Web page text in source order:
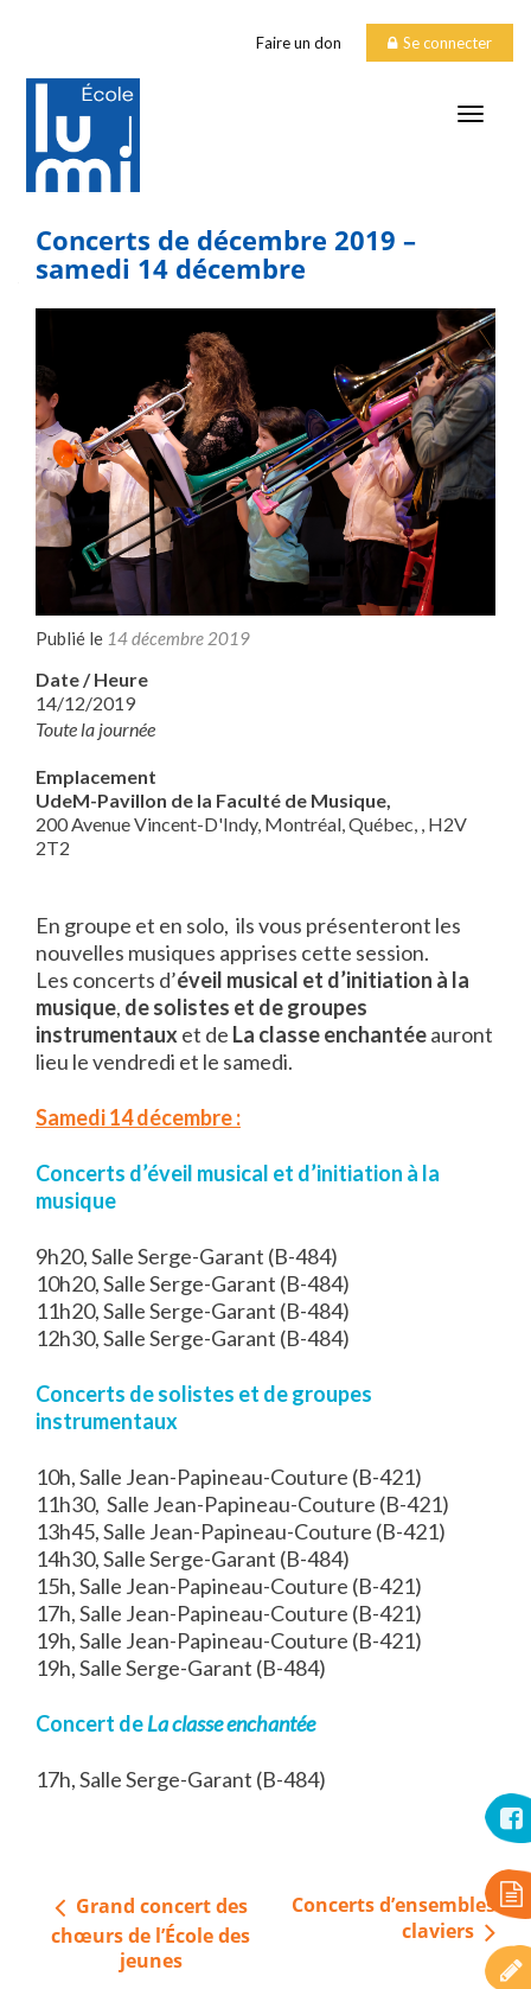
Faire un don Se connecter
Concerts de décembre 2019 –
samedi 14 décembre
Publié le 14 décembre 2019
Date / Heure
14/12/2019
Toute la journée
Emplacement
UdeM-Pavillon de la Faculté de Musique,
200 Avenue Vincent-D'Indy, Montréal, Québec, , H2V
2T2
En groupe et en solo, ils vous présenteront les
nouvelles musiques apprises cette session.
Les concerts d’éveil musical et d’initiation à la
musique, de solistes et de groupes
instrumentaux et de La classe enchantéeauront
lieu le vendredi et le samedi.
Samedi 14 décembre :
Concerts d’éveil musical et d’initiation à la
musique
9h20, Salle Serge-Garant (B-484)
10h20, Salle Serge-Garant (B-484)
11h20, Salle Serge-Garant (B-484)
12h30, Salle Serge-Garant (B-484)
Concerts de solistes et de groupes
instrumentaux
10h, Salle Jean-Papineau-Couture (B-421)
11h30, Salle Jean-Papineau-Couture (B-421)
13h45, Salle Jean-Papineau-Couture (B-421)
14h30, Salle Serge-Garant (B-484)
15h, Salle Jean-Papineau-Couture (B-421)
17h, Salle Jean-Papineau-Couture (B-421)
19h, Salle Jean-Papineau-Couture (B-421)
19h, Salle Serge-Garant (B-484)
Concert deLa classe enchantée
17h, Salle Serge-Garant (B-484)
Navigation
de
l’article
Grand concert des
chœurs de l’École des
jeunes
Concerts d’ensembles
claviers